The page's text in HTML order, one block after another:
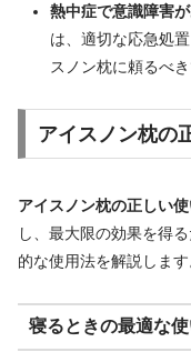
熱中症で意識障害
は、適切な応急処
スノン枕に頼るべ
アイスノン枕の
アイスノン枕の正しい
し、最大限の効果を得
的な使用法を解説します
寝るときの最適な